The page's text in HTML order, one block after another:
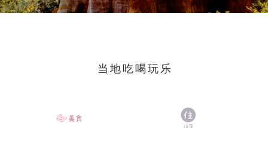
当地吃喝玩乐